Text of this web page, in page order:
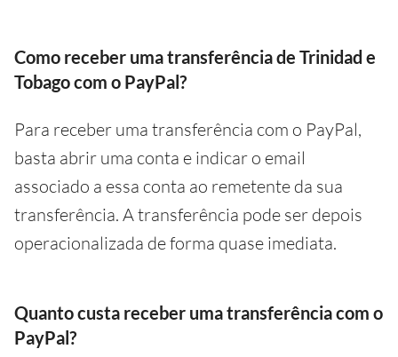
Como receber uma transferência de Trinidad e
Tobago com o PayPal?
Para receber uma transferência com o PayPal,
basta abrir uma conta e indicar o email
associado a essa conta ao remetente da sua
transferência. A transferência pode ser depois
operacionalizada de forma quase imediata.
Quanto custa receber uma transferência com o
PayPal?